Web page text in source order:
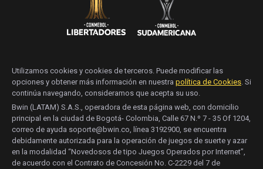
Utilizamos cookies y cookies de terceros. Puede modificar las
opciones y obtener más información en nuestra política de Cookies. Si
continúa navegando, consideramos que acepta su uso.
Bwin (LATAM) S.A.S., operadora de esta página web, con domicilio
principal en la ciudad de Bogotá- Colombia, Calle 67 N.º 7 - 35 Of 1204,
correo de ayuda soporte@bwin.co, línea 3192900, se encuentra
debidamente autorizada para la operación de juegos de suerte y azar
en la modalidad “Novedosos de tipo Juegos Operados por Internet”,
de acuerdo con el Contrato de Concesión No. C-2229 del 7 de